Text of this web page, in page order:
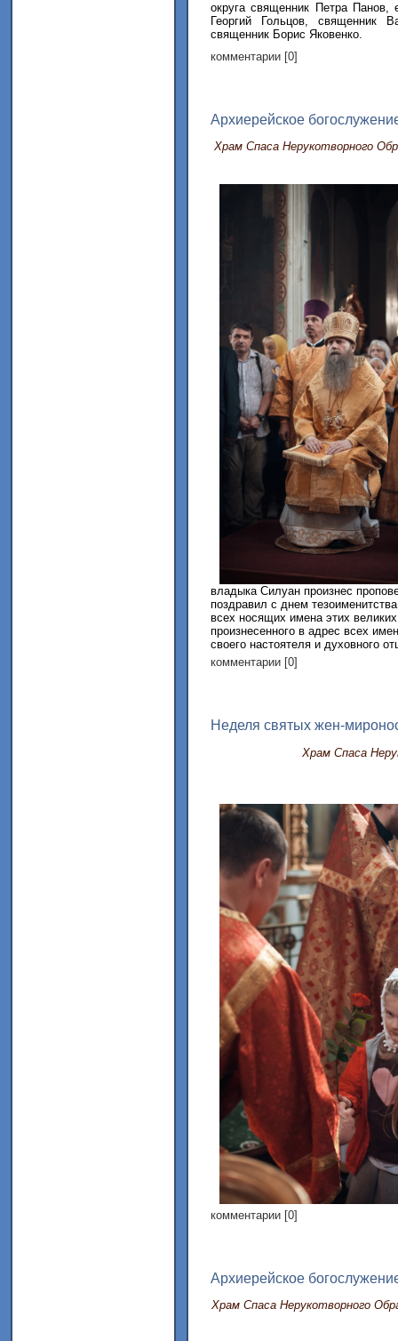
округа священник Петра Панов,
Георгий Гольцов, священник
священник Борис Яковенко.
комментарии [0]
Архиерейское
Храм Спаса Нерукотворного
владыка Силуан произнес
поздравил с днем
всех носящих имена этих
произнесенного в адрес всех
своего настоятеля и духовного
комментарии [0]
Неделя святых жен-
Храм Спаса
комментарии [0]
Архиерейское
Храм Спаса Нерукотворного